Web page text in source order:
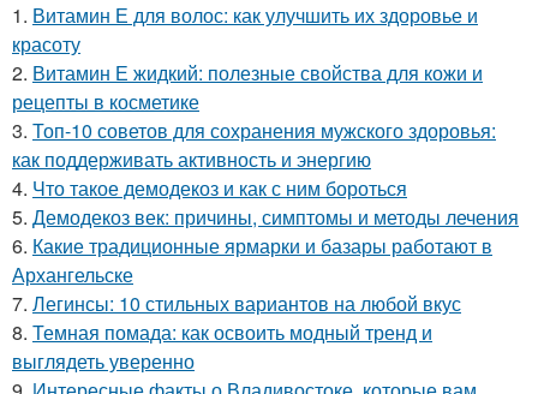
1. Витамин Е для волос: как улучшить их здоровье и
красоту
2. Витамин Е жидкий: полезные свойства для кожи и
рецепты в косметике
3. Топ-10 советов для сохранения мужского здоровья:
как поддерживать активность и энергию
4. Что такое демодекоз и как с ним бороться
5. Демодекоз век: причины, симптомы и методы лечения
6. Какие традиционные ярмарки и базары работают в
Архангельске
7. Легинсы: 10 стильных вариантов на любой вкус
8. Темная помада: как освоить модный тренд и
выглядеть уверенно